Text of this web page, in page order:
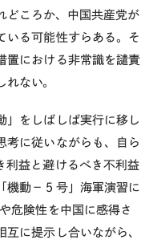
どころか、中国共産党が
いる可能性すらある。そ
置における非常識を譴責
ない。
」をしばしば実行に移し
考に従いながらも、自ら
利益と避けるべき不利益
機動－５号」海軍演習に
危険性を中国に感得さ
に提示し合いながら、